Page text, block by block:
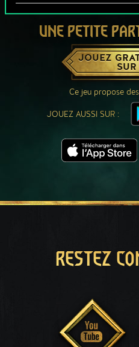
UNE PETITE
JOUEZ
Ce jeu propose
JOUEZ AUSSI SUR :
RESTEZ